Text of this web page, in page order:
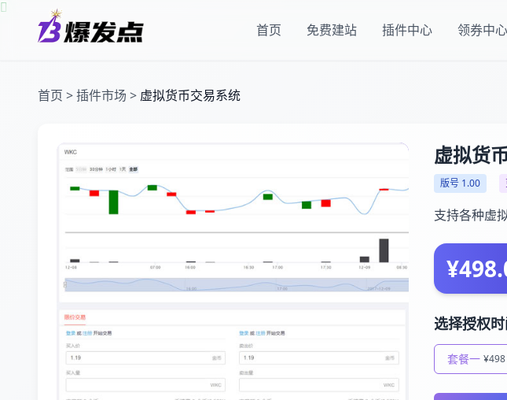
首页 免费建站 插件中心 领券中心
首页 >插件市场 > 虚拟货币交易系统
虚拟货
版号 1.00
支持各种虚
选择授权
套餐一 ¥498

